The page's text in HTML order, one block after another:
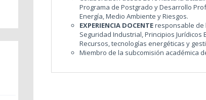
Programa de Postgrado y Desarrollo
Energía, Medio Ambiente y Riesgos.
EXPERIENCIA DOCENTEresponsable de
Seguridad Industrial, Principios
Recursos, tecnologías energéticas y
Miembro de la subcomisión académica